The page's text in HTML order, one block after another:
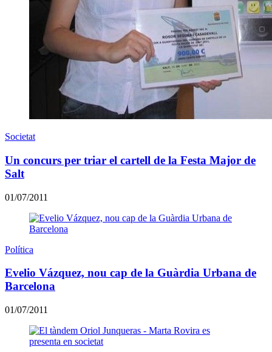
Societat
Un concurs per triar el cartell de la Festa Major de
Salt
01/07/2011
Política
Evelio Vázquez, nou cap de la Guàrdia Urbana de
Barcelona
01/07/2011